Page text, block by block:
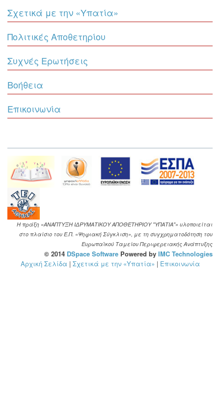
Σχετικά με την «Υπατία»
Πολιτικές Αποθετηρίου
Συχνές Ερωτήσεις
Βοήθεια
Επικοινωνία
Η πράξη «ΑΝΑΠΤΥΞΗ ΙΔΡΥΜΑΤΙΚΟΥ ΑΠΟΘΕΤΗΡΙΟΥ "ΥΠΑΤΙΑ"» υλοποιείται
στο πλαίσιο του Ε.Π. «Ψηφιακή Σύγκλιση», με τη συγχρηματοδότηση του
Ευρωπαϊκού Ταμείου Περιφερειακής Ανάπτυξης
© 2014 DSpace Software Powered by IMC Technologies
Αρχική Σελίδα | Σχετικά με την «Υπατία» | Επικοινωνία